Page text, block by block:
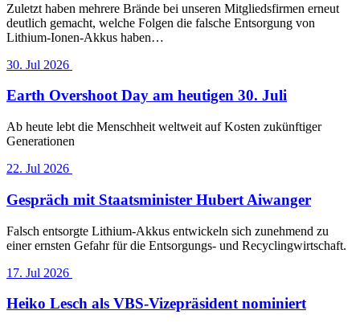
Zuletzt haben mehrere Brände bei unseren Mitgliedsfirmen erneut
deutlich gemacht, welche Folgen die falsche Entsorgung von
Lithium-Ionen-Akkus haben…
30. Jul 2026
Earth Overshoot Day am heutigen 30. Juli
Ab heute lebt die Menschheit weltweit auf Kosten zukünftiger
Generationen
22. Jul 2026
Gespräch mit Staatsminister Hubert Aiwanger
Falsch entsorgte Lithium-Akkus entwickeln sich zunehmend zu
einer ernsten Gefahr für die Entsorgungs- und Recyclingwirtschaft.
17. Jul 2026
Heiko Lesch als VBS-Vizepräsident nominiert